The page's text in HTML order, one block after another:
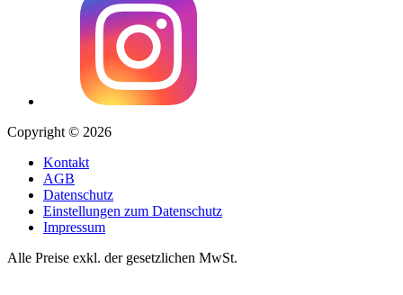
Copyright © 2026
Kontakt
AGB
Datenschutz
Einstellungen zum Datenschutz
Impressum
Alle Preise exkl. der gesetzlichen MwSt.